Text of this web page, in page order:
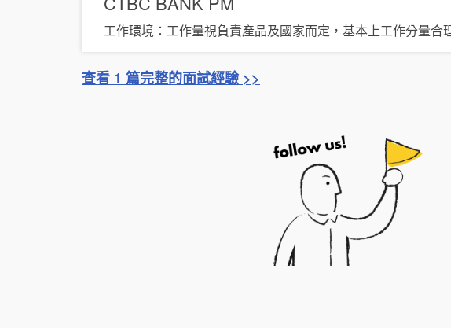
工作環境：工作量視負責產品及國家而定，基本上工作分量合
查看 1 篇完整的面試經驗 >>